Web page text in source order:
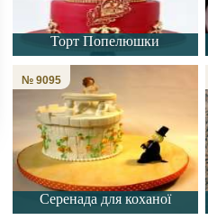
Торт Попелюшки
Серенада для коханої
№ 9095